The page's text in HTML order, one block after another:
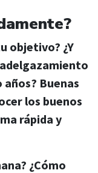
objetivo? ¿Y
años? Buenas
los buenos
rápida y
¿Cómo